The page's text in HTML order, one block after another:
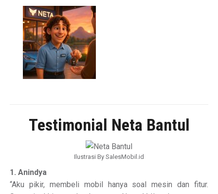
Testimonial Neta Bantul
Ilustrasi By SalesMobil.id
1. Anindya
“Aku pikir, membeli mobil hanya soal mesin dan fitur.